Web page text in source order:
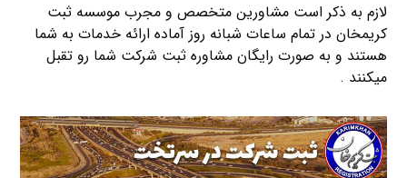
لازم به ذکر است مشاورین متخصص و مجرب موسسه ثبت
کریمخان در تمام ساعات شبانه روز آماده ارائه خدمات به شما
هستند و به صورت رایگان مشاوره ثبت شرکت شما رو تقبل
میکنند .